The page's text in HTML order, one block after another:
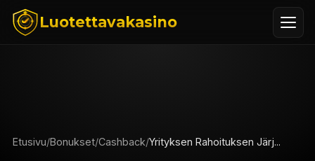
Luotettavakasino
Etusivu/Bonukset/Cashback/Yrityksen Rahoituksen Järj...